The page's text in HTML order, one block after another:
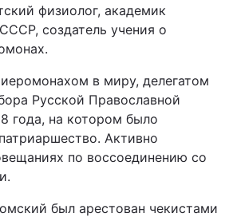
физиолог, академик
создатель учения о
в миру, делегатом
Русской Православной
года, на котором было
Активно
по воссоединению со
был арестован чекистами